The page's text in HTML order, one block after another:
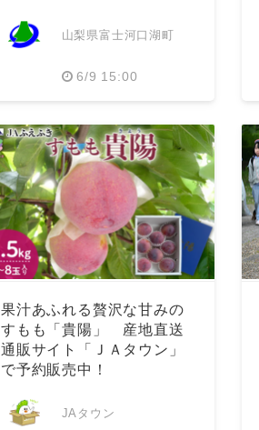
山梨県富士河口湖町
6/9 15:00
果汁あふれる贅沢な甘みの
すもも「貴陽」 産地直送
通販サイト「ＪＡタウン」
で予約販売中！
JAタウン